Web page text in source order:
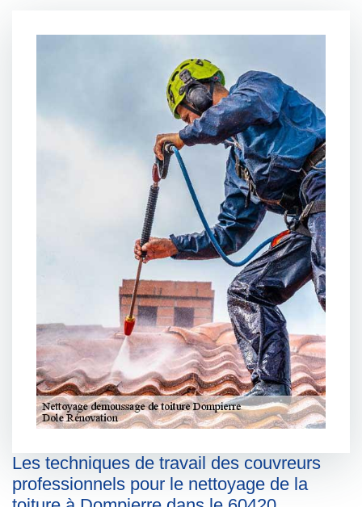
Les techniques de travail des couvreurs
professionnels pour le nettoyage de la